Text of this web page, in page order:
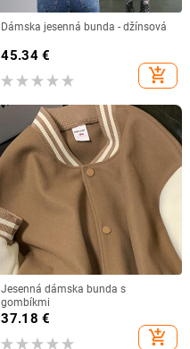
Dámska jesenná bunda - džínsová
45.34€
add_shopping_cart
Jesenná dámska bunda s
gombíkmi
37.18 €
add_shopping_cart